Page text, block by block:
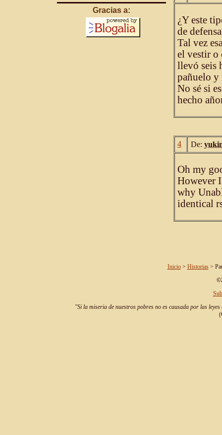
Gracias a:
¿Y este
de
Tal vez
el vestir o
llevó seis
pañuelo y
No sé si
hecho
4 De:
Oh my
However
why
identical
Inicio> Historias>
"Si la miseria de nuestros pobres no es causada por las